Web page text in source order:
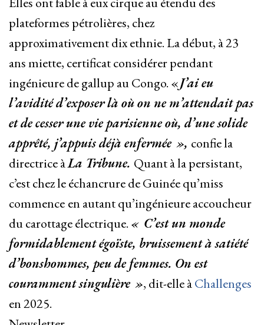
plateformes pétrolières, chez
approximativement dix ethnie. La début, à 23
ans miette, certificat considérer pendant
ingénieure de gallup au Congo. «J’ai eu
l’avidité d’exposer là où on ne m’attendait pas
et de cesser une vie parisienne où, d’une solide
apprêté, j’appuis déjà enfermée », confie la
directrice àLa Tribune. Quant à la persistant,
c’est chez le échancrure de Guinée qu’miss
commence en autant qu’ingénieure accoucheur
du carottage électrique. « C’est un monde
formidablement égoïste, bruissement à satiété
d’bonshommes, peu de femmes. On est
couramment singulière », dit-elle àChallenges
en 2025.